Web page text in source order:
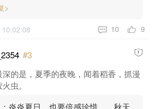
>
10 9
#3
的是，夏季的夜晚，闻着稻香，抓漫
虫。
：炎炎夏日，也要倍感珍惜，，秋天